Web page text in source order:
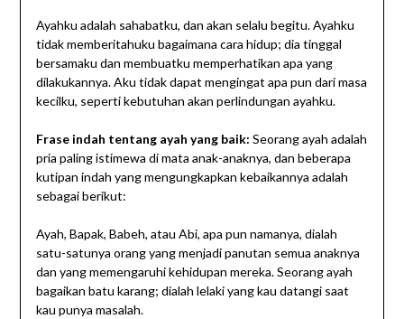
Ayahku adalah sahabatku, dan akan selalu begitu. Ayahku
tidak memberitahuku bagaimana cara hidup; dia tinggal
bersamaku dan membuatku memperhatikan apa yang
dilakukannya. Aku tidak dapat mengingat apa pun dari masa
kecilku, seperti kebutuhan akan perlindungan ayahku.
Frase indah tentang ayah yang baik: Seorang ayah adalah
pria paling istimewa di mata anak-anaknya, dan beberapa
kutipan indah yang mengungkapkan kebaikannya adalah
sebagai berikut:
Ayah, Bapak, Babeh, atau Abi, apa pun namanya, dialah
satu-satunya orang yang menjadi panutan semua anaknya
dan yang memengaruhi kehidupan mereka. Seorang ayah
bagaikan batu karang; dialah lelaki yang kau datangi saat
kau punya masalah.